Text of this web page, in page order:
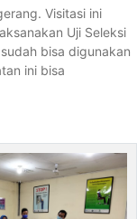
Visitasi ini
Uji Seleksi
bisa digunakan
ini bisa